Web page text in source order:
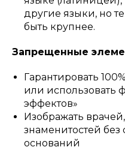
другие языки, но
быть крупнее.
Запрещенные
Гарантировать
или использовать
эффектов»
Изображать
знаменитостей без
оснований